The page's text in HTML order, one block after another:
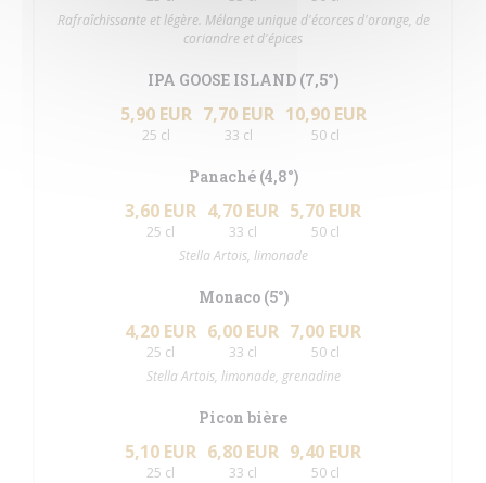
Rafraîchissante et légère. Mélange unique d'écorces d'orange, de
coriandre et d'épices
IPA GOOSE ISLAND (7,5°)
5,90 EUR
25 cl
7,70 EUR
33 cl
10,90 EUR
50 cl
Panaché (4,8°)
3,60 EUR
25 cl
4,70 EUR
33 cl
5,70 EUR
50 cl
Stella Artois, limonade
Monaco (5°)
4,20 EUR
25 cl
6,00 EUR
33 cl
7,00 EUR
50 cl
Stella Artois, limonade, grenadine
Picon bière
5,10 EUR
25 cl
6,80 EUR
33 cl
9,40 EUR
50 cl